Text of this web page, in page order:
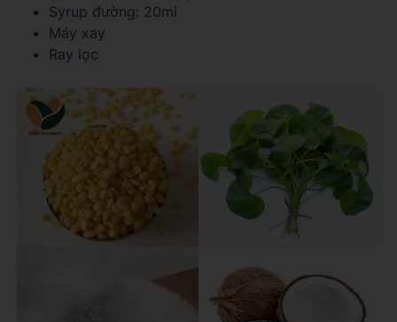
Syrup đường: 20ml
Máy xay
Ray lọc